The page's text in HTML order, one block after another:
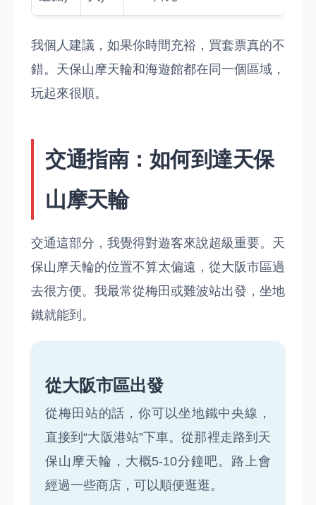
我個人建議，如果你時間充裕，買套票真的不
錯。天保山摩天輪和海遊館都在同一個區域，
玩起來很順。
交通指南：如何到達天保
山摩天輪
交通這部分，我覺得對遊客來說超級重要。天
保山摩天輪的位置不算太偏遠，從大阪市區過
去很方便。我最常從梅田或難波站出發，坐地
鐵就能到。
從大阪市區出發
從梅田站的話，你可以坐地鐵中央線，
直接到“大阪港站”下車。從那裡走路到天
保山摩天輪，大概5-10分鐘吧。路上會
經過一些商店，可以順便逛逛。